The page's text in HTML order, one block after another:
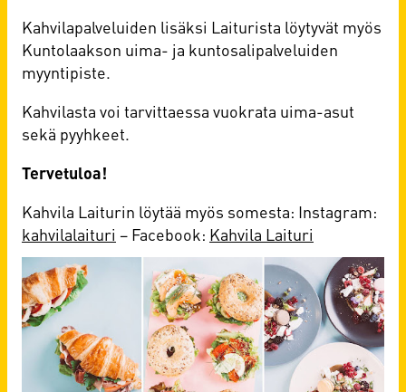
Kahvilapalveluiden lisäksi Laiturista löytyvät myös
Kuntolaakson uima- ja kuntosalipalveluiden
myyntipiste.
Kahvilasta voi tarvittaessa vuokrata uima-asut
sekä pyyhkeet.
Tervetuloa!
Kahvila Laiturin löytää myös somesta: Instagram:
kahvilalaituri – Facebook: Kahvila Laituri